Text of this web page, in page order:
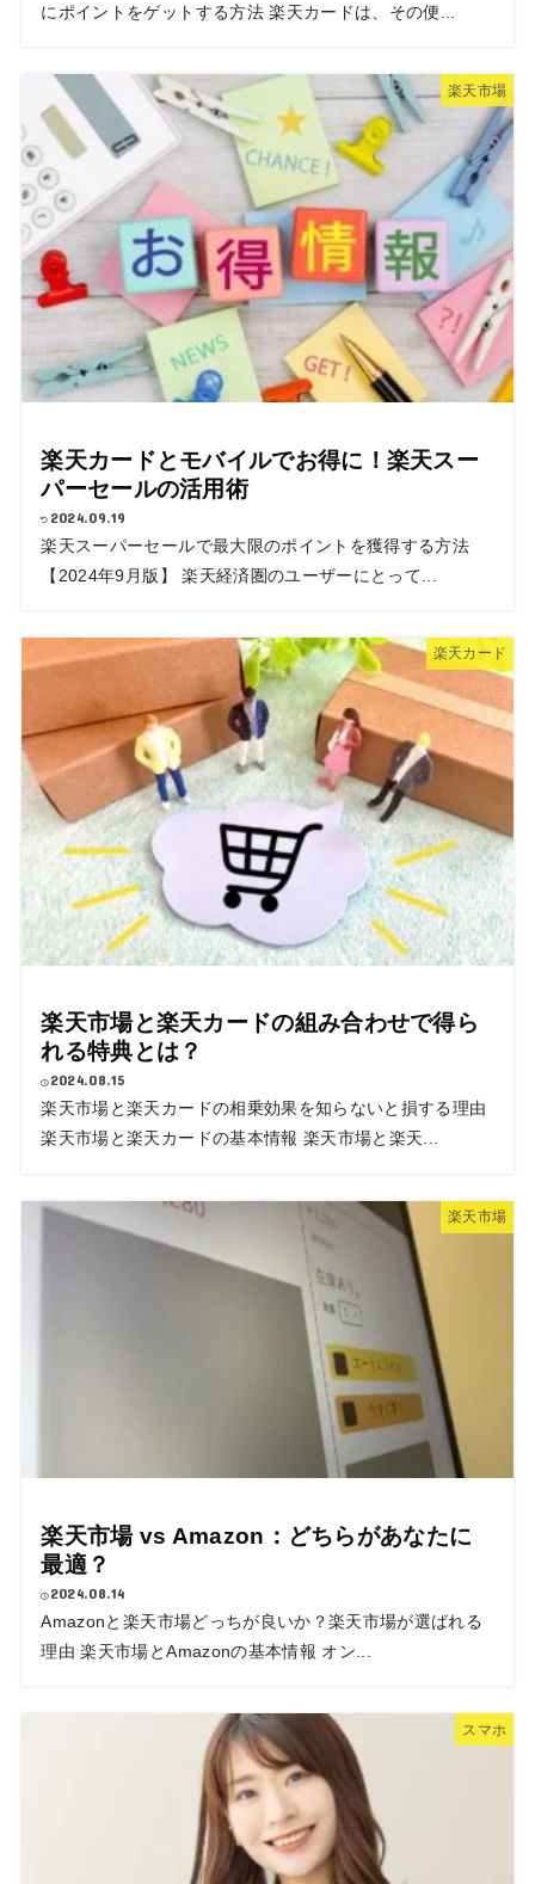
にポイントをゲットする方法 楽天カードは、その便...
楽天市場
楽天カードとモバイルでお得に！楽天スー
パーセールの活用術
2024.09.19
楽天スーパーセールで最大限のポイントを獲得する方法
【2024年9月版】 楽天経済圏のユーザーにとって...
楽天カード
楽天市場と楽天カードの組み合わせで得ら
れる特典とは？
2024.08.15
楽天市場と楽天カードの相乗効果を知らないと損する理由
楽天市場と楽天カードの基本情報 楽天市場と楽天...
楽天市場
楽天市場 vs Amazon：どちらがあなたに
最適？
2024.08.14
Amazonと楽天市場どっちが良いか？楽天市場が選ばれる
理由 楽天市場とAmazonの基本情報 オン...
スマホ